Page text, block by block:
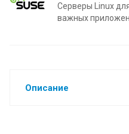
Серверы Linux
важных
Описание